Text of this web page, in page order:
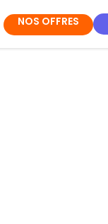
NOS OFFRES